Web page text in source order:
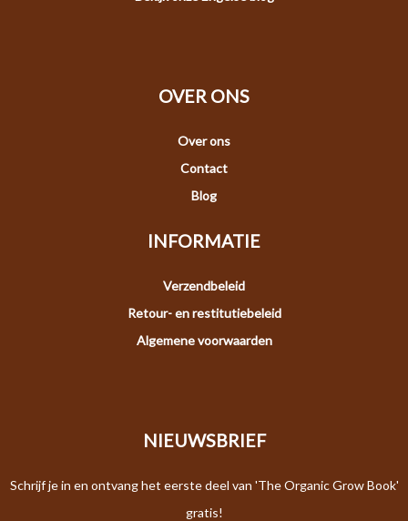
OVER ONS
Over ons
Contact
Blog
INFORMATIE
Verzendbeleid
Retour- en restitutiebeleid
Algemene voorwaarden
NIEUWSBRIEF
Schrijf je in en ontvang het eerste deel van 'The Organic Grow Book'
gratis!